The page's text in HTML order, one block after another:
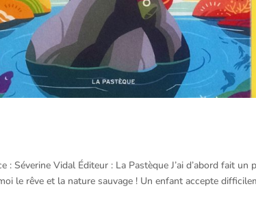
Vidal Éditeur : La Pastèque J’ai d’abord fait un
le rêve et la nature sauvage ! Un enfant accepte